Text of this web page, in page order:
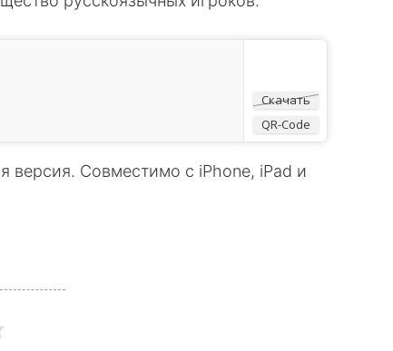
Скачать
QR-Code
версия. Совместимо с iPhone, iPad и